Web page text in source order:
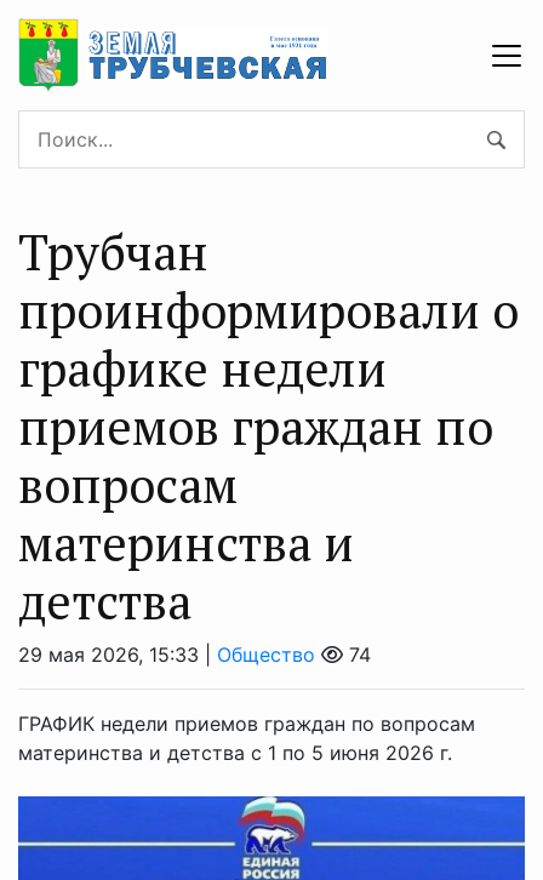
Трубчан
проинформировали о
графике недели
приемов граждан по
вопросам
материнства и
детства
29 мая 2026, 15:33 | Общество 74
ГРАФИК недели приемов граждан по вопросам
материнства и детства с 1 по 5 июня 2026 г.